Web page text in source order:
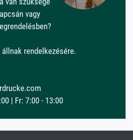
vagy
rendelkezésére.
| Fr: 7:00 - 13:00